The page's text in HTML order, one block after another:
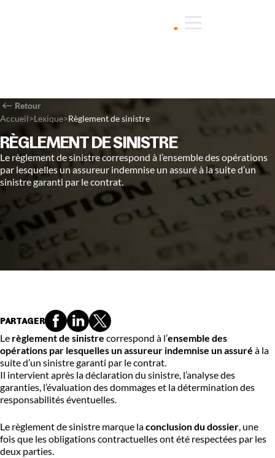
Retour
Accueil>Lexique>Règlement de sinistre
RÈGLEMENT DE SINISTRE
Le règlement de sinistre correspond à l’ensemble des opérations
par lesquelles un assureur indemnise un assuré à la suite d’un
sinistre garanti par le contrat.
Le règlement de sinistre correspond à l’ensemble des
opérations par lesquelles un assureur indemnise un assuré à la
suite d’un sinistre garanti par le contrat.
Il intervient après la déclaration du sinistre, l’analyse des
garanties, l’évaluation des dommages et la détermination des
responsabilités éventuelles.
Le règlement de sinistre marque laconclusion du dossier, une
fois que les obligations contractuelles ont été respectées par les
deux parties.
PARTAGER